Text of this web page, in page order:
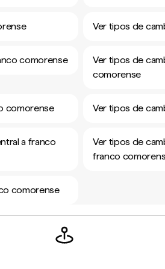
Ver tipos de
comorense
Ver tipos de
comorense
comorense Ver tipos de
a franco
Ver tipos de
franco
comorense